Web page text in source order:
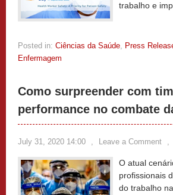
trabalho e
Posted in: Ciências da Saúde, Press
Enfermagem
Como surpreender com
performance no combate
July 31, 2020 14:00 , Leave a Comment ,
O atual
profissionais
do trabalho